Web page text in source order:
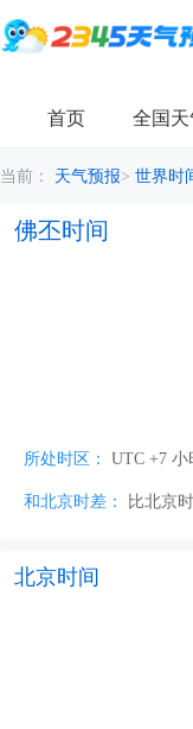
首页 全国天
当前： 天气预报> 世界时
佛丕时间
所处时区： UTC +7
和北京时差： 比北京
北京时间